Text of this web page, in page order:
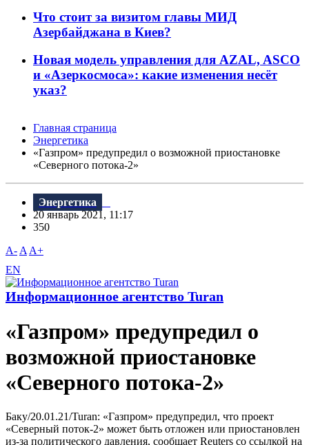
Что стоит за визитом главы МИД
Азербайджана в Киев?
Новая модель управления для AZAL, ASCO
и «Азеркосмоса»: какие изменения несёт
указ?
Главная страница
Энергетика
«Газпром» предупредил о возможной приостановке
«Северного потока-2»
Энергетика
20 январь 2021, 11:17
350
A- A A+
EN
Информационное агентство Turan
«Газпром» предупредил о
возможной приостановке
«Северного потока-2»
Баку/20.01.21/Turan: «Газпром» предупредил, что проект
«Северный поток-2» может быть отложен или приостановлен
из-за политического давления, сообщает Reuters со ссылкой на